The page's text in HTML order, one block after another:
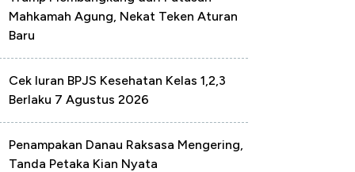
Mahkamah Agung, Nekat Teken Aturan
Baru
Cek Iuran BPJS Kesehatan Kelas 1,2,3
Berlaku 7 Agustus 2026
Penampakan Danau Raksasa Mengering,
Tanda Petaka Kian Nyata